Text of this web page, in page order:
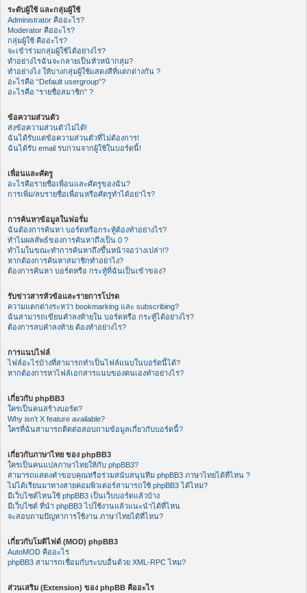
ระดับผู้ใช้ และกลุ่มผู้ใช้
Administrator คืออะไร?
Moderator คืออะไร?
กลุ่มผู้ใช้ คืออะไร?
จะเข้าร่วมกลุ่มผู้ใช้ได้อย่างไร?
ทำอย่างไรฉันจะกลายเป็นหัวหน้ากลุ่ม?
ทำอย่างไง ให้บางกลุ่มผู้ใช้แสดงสีที่แตกต่างกัน ?
อะไรคือ “Default usergroup”?
อะไรคือ “รายชื่อสมาชิก” ?
ข้อความส่วนตัว
ส่งข้อความส่วนตัวไม่ได้!
ฉันได้รับแต่ข้อความส่วนตัวที่ไม่ต้องการ!
ฉันได้รับ email รบกวนจากผู้ใช้ในบอร์ดนี้!
เพื่อนและศัตรู
อะไรคือรายชื่อเพื่อนและศัตรูของฉัน?
การเพิ่ม/ลบรายชื่อเพื่อนหรือศัตรูทำได้อย่าไร?
การค้นหาข้อมูลในฟอรั่ม
ฉันต้องการค้นหา บอร์ดหรือกระทู้ต้องทำอย่างไร?
ทำไมผลลัพธ์ของการค้นหาถึงเป็น 0 ?
ทำไมในขณะทำการค้นหาถึงขึ้นหน้าจอว่างเปล่า!?
หากต้องการค้นหาสมาชิกทำอย่าไง?
ต้องการค้นหา บอร์ดหรือ กระทู้ที่ฉันเป็นเข้าของ?
รับข่าวสารหัวข้อและรายการโปรด
ความแตกต่างระหว่า bookmarking และ subscribing?
ฉันสามารถเขียนคำลงท้ายใน บอร์ดหรือ กระทู้ได้อย่างไร?
ต้องการลบคำลงท้าย ต้องทำอย่างไร?
การแนบไฟล์
ไฟล์อะไรบ้างที่สามารถทำเป็นไฟล์แนบในบอร์ดนี้ได้?
หากต้องการหาไฟล์เอกสารแนบของตนเองทำอย่างไร?
เกี่ยวกับ phpBB3
ใครเป็นคนสร้างบอร์ด?
Why isn’t X feature available?
ใครที่ฉันสามารถติดต่อสอบถามข้อมูลเกี่ยวกับบอร์ดนี้?
เกี่ยวกับภาษาไทย ของ phpBB3
ใครเป็นคนแปลภาษาไทยให้กับ phpBB3?
สามารถแสดงคำขอบคุณหรือร่วมสนับสนุนทีม phpBB3 ภาษาไทยได้ที่ไหน ?
ไม่ได้เรียนมาทางสายคอมพิวเตอร์สามารถใช้ phpBB3 ได้ไหม?
มีเว็บไซต์ไหนใช้ phpBB3 เป็นเว็บบอร์ดแล้วบ้าง
มีเว็บไซต์ ที่นำ phpBB3 ไปใช้งานแล้วแนะนำได้ที่ไหน
จะสอบถามปัญหาการใช้งาน ภาษาไทยได้ที่ไหน?
เกี่ยวกับโมดิไฟด์ (MOD) phpBB3
AutoMOD คืออะไร
phpBB3 สามารถเชื่อมกับระบบอื่นด้วย XML-RPC ไหม?
ส่วนเสริม (Extension) ของ phpBB คืออะไร